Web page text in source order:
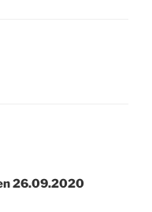
26.09.2020